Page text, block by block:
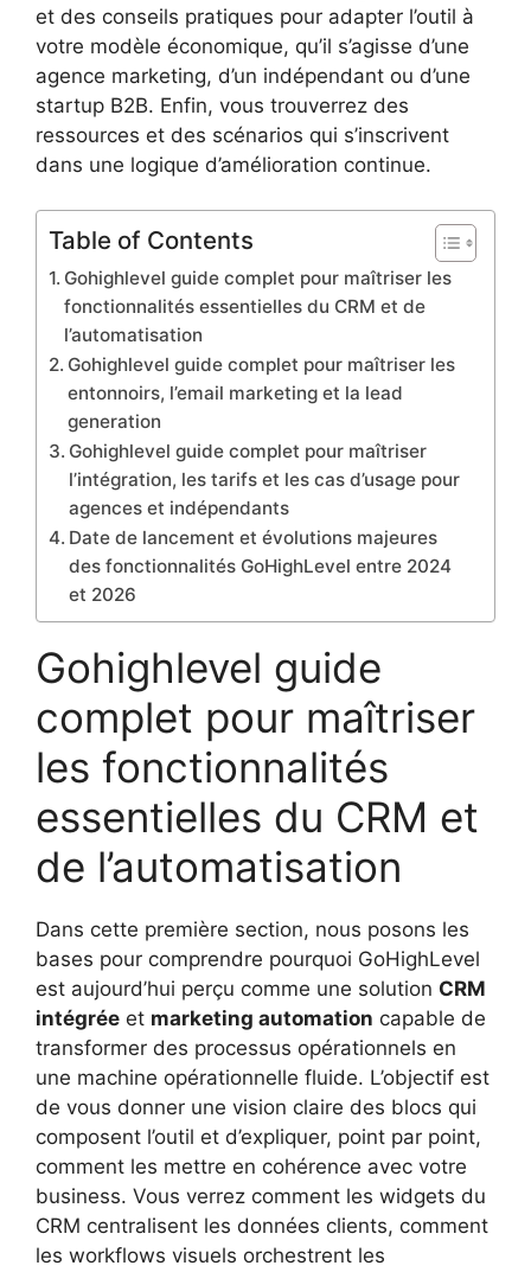
et des conseils pratiques pour adapter l’outil à
votre modèle économique, qu’il s’agisse d’une
agence marketing, d’un indépendant ou d’une
startup B2B. Enfin, vous trouverrez des
ressources et des scénarios qui s’inscrivent
dans une logique d’amélioration continue.
Table of Contents
Gohighlevel guide complet pour maîtriser les
fonctionnalités essentielles du CRM et de
l’automatisation
Gohighlevel guide complet pour maîtriser les
entonnoirs, l’email marketing et la lead
generation
Gohighlevel guide complet pour maîtriser
l’intégration, les tarifs et les cas d’usage pour
agences et indépendants
Date de lancement et évolutions majeures
des fonctionnalités GoHighLevel entre 2024
et 2026
Gohighlevel guide
complet pour maîtriser
les fonctionnalités
essentielles du CRM et
de l’automatisation
Dans cette première section, nous posons les
bases pour comprendre pourquoi GoHighLevel
est aujourd’hui perçu comme une solution CRM
intégrée et marketing automation capable de
transformer des processus opérationnels en
une machine opérationnelle fluide. L’objectif est
de vous donner une vision claire des blocs qui
composent l’outil et d’expliquer, point par point,
comment les mettre en cohérence avec votre
business. Vous verrez comment les widgets du
CRM centralisent les données clients, comment
les workflows visuels orchestrent les